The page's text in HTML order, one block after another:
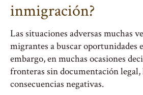
inmigración?
Las situaciones adversas muchas
migrantes a buscar oportunidades
embargo, en muchas ocasiones
fronteras sin documentación legal,
consecuencias negativas.